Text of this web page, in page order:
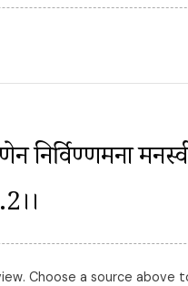
निर्विण्णमना
Choose a source above